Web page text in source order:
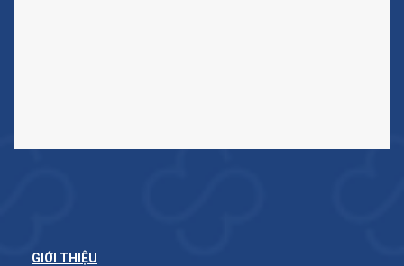
GIỚI THIỆU